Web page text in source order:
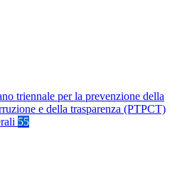
triennale per la prevenzione della
e della trasparenza (PTPCT)
55